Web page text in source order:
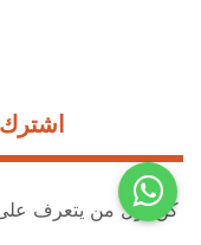
كن أول من يتعرف على